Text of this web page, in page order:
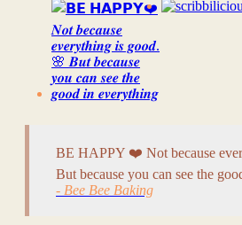
BE HAPPY ❤️ Not because
But because you can see the
- Bee Bee Baking